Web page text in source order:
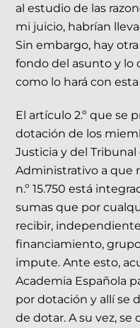
al estudio de las
mi juicio, habrían
Sin embargo, hay
fondo del asunto y lo
como lo hará con esta
El artículo 2.º que se
dotación de los
Justicia y del
Administrativo a que
n.º 15.750 está
sumas que por
recibir,
financiamiento,
impute. Ante esto,
Academia Española
por dotación y allí se
de dotar. A su vez,